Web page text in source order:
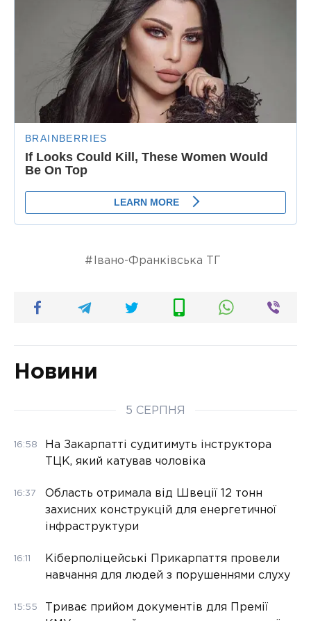
Івано-Франківська ТГ
Новини
5 СЕРПНЯ
16:58
На Закарпатті судитимуть інструктора
ТЦК, який катував чоловіка
16:37
Область отримала від Швеції 12 тонн
захисних конструкцій для енергетичної
інфраструктури
16:11
Кіберполіцейські Прикарпаття провели
навчання для людей з порушеннями слуху
15:55
Триває прийом документів для Премії